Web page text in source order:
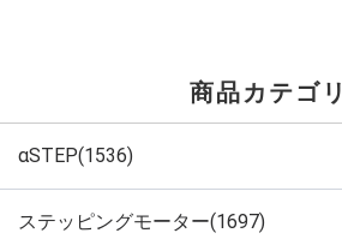
商品カテゴリ
αSTEP(1536)
ステッピングモーター(1697)